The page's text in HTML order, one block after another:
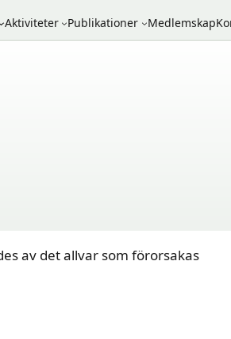
Aktiviteter Publikationer Medlemskap
av det allvar som förorsakas